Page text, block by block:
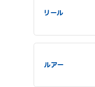
リール
ルアー